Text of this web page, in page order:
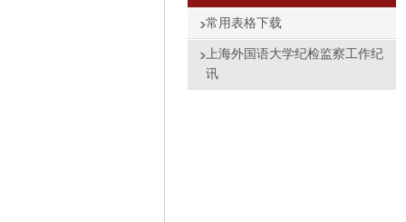
常用表格下载
上海外国语大学纪检监察工作纪
讯